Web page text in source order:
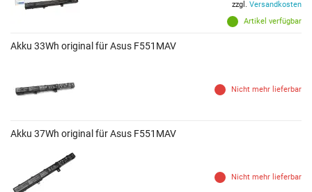
Artikel verfügbar
zzgl. Versandkosten
Akku 33Wh original für Asus F551MAV
Nicht mehr lieferbar
Akku 37Wh original für Asus F551MAV
Nicht mehr lieferbar